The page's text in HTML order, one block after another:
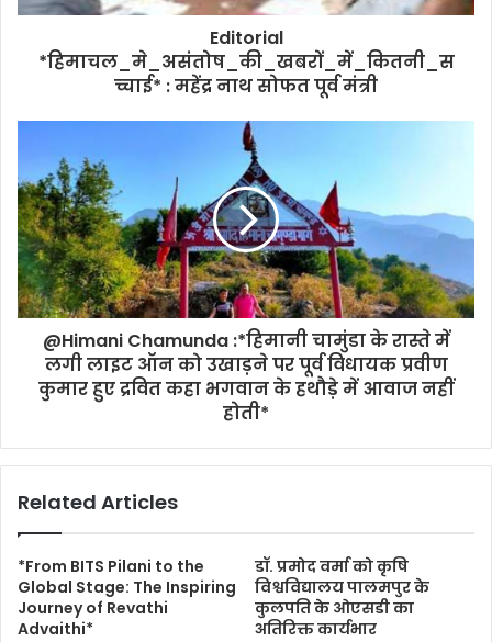
Editorial
*हिमाचल_मे_असंतोष_की_खबरों_में_कितनी_स
च्चाई* : महेंद्र नाथ सोफत पूर्व मंत्री
@Himani Chamunda :*हिमानी चामुंडा के रास्ते में
लगी लाइट ऑन को उखाड़ने पर पूर्व विधायक प्रवीण
कुमार हुए द्रवित कहा भगवान के हथौड़े में आवाज नहीं
होती*
Related Articles
*From BITS Pilani to the
Global Stage: The Inspiring
Journey of Revathi
Advaithi*
डॉ. प्रमोद वर्मा को कृषि
विश्वविद्यालय पालमपुर के
कुलपति के ओएसडी का
अतिरिक्त कार्यभार